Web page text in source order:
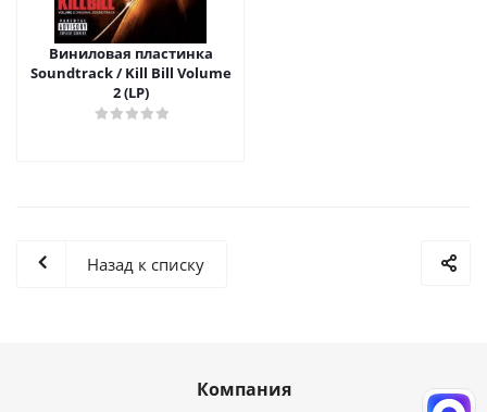
Виниловая пластинка
Soundtrack / Kill Bill Volume
2 (LP)
Назад к списку
Компания